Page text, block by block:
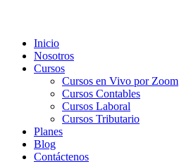
Inicio
Nosotros
Cursos
Cursos en Vivo por Zoom
Cursos Contables
Cursos Laboral
Cursos Tributario
Planes
Blog
Contáctenos